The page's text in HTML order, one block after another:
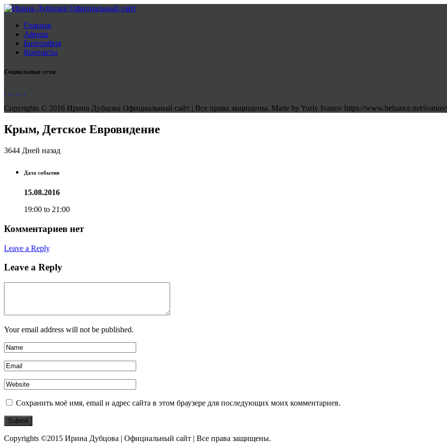
Главная
Афиша
Биография
Контакты
Социальные сети:
Copyrights © 2016 Ирина Дубцова Официальный сайт | Все права защищены. Made by Yuriy Ivanov https://www.behance.net/
Крым, Детское Евровидение
3644 Дней назад
Дата события
15.08.2016
19:00 to 21:00
Комментариев нет
Leave a Reply
Leave a Reply
Your email address will not be published.
Сохранить моё имя, email и адрес сайта в этом браузере для последующих моих комментариев.
Copyrights ©2015 Ирина Дубцова | Официальный сайт | Все права защищены.